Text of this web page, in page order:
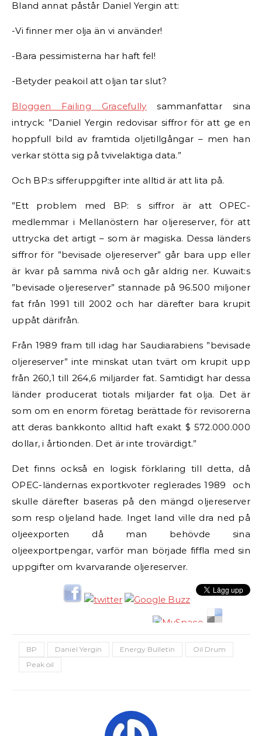
Bland annat påstår Daniel Yergin att:
-Vi finner mer olja än vi använder!
-Bara pessimisterna har haft fel!
-Betyder peakoil att oljan tar slut?
Bloggen Failing Gracefully sammanfattar sina
intryck: ”Daniel Yergin redovisar siffror för att ge en
hoppfull bild av framtida oljetillgångar – men han
verkar stötta sig på tvivelaktiga data.”
Och BP:s sifferuppgifter inte alltid är att lita på.
”Ett problem med BP: s siffror är att OPEC-
medlemmar i Mellanöstern har oljereserver, för att
uttrycka det artigt – som är magiska. Dessa länders
siffror för ”bevisade oljereserver” går bara upp eller
är kvar på samma nivå och går aldrig ner. Kuwait:s
”bevisade oljereserver” stannade på 96.500 miljoner
fat från 1991 till 2002 och har därefter bara krupit
uppåt därifrån.
Från 1989 fram till idag har Saudiarabiens ”bevisade
oljereserver” inte minskat utan tvärt om krupit upp
från 260,1 till 264,6 miljarder fat. Samtidigt har dessa
länder producerat tiotals miljarder fat olja. Det är
som om en enorm företag berättade för revisorerna
att deras bankkonto alltid haft exakt $ 572.000.000
dollar, i årtionden. Det är inte trovärdigt.”
Det finns också en logisk förklaring till detta, då
OPEC-ländernas exportkvoter reglerades 1989 och
skulle därefter baseras på den mängd oljereserver
som resp oljeland hade. Inget land ville dra ned på
oljeexporten då man behövde sina
oljeexportpengar, varför man började fiffla med sin
uppgifter om kvarvarande oljereserver.
BP Daniel Yergin Energy Bulletin
Oil Drum
Peak oil